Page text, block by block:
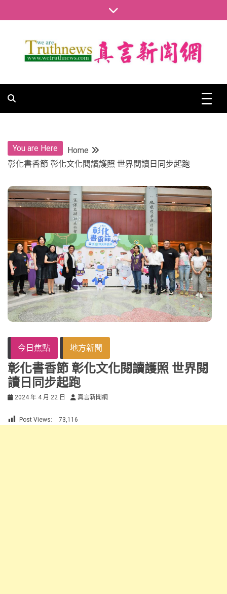
to
真言新聞網
You are Here
Home
彰化書香節 彰化文化閱讀護照 世界閱讀日同步起跑
今日焦點 地方新聞
彰化書香節 彰化文化閱讀護照 世界閱
讀日同步起跑
2024 年 4 月 22 日 真言新聞網
Post Views: 73,116